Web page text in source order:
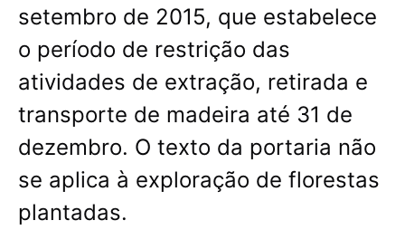
setembro de 2015, que estabelece
o período de restrição das
atividades de extração, retirada e
transporte de madeira até 31 de
dezembro. O texto da portaria não
se aplica à exploração de florestas
plantadas.